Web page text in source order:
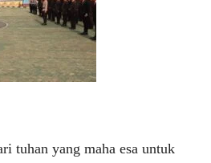
tuhan yang maha esa untuk